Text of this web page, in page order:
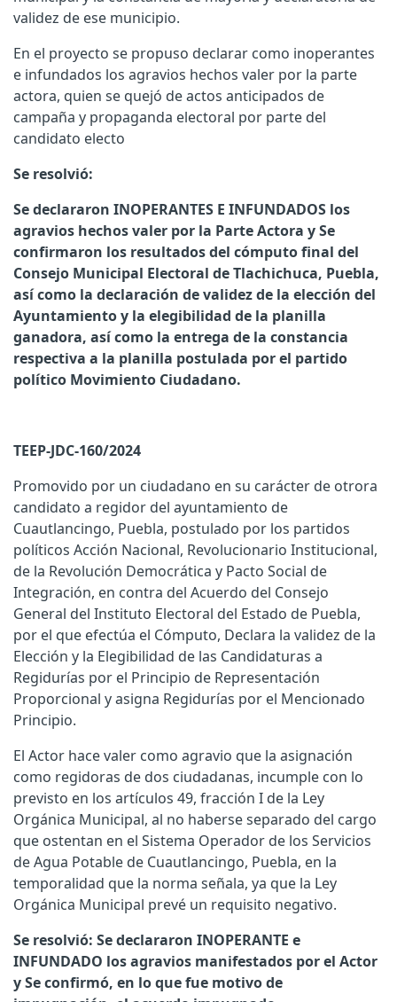
validez de ese municipio.
En el proyecto se propuso declarar como inoperantes
e infundados los agravios hechos valer por la parte
actora, quien se quejó de actos anticipados de
campaña y propaganda electoral por parte del
candidato electo
Se resolvió:
Se declararon INOPERANTES E INFUNDADOS los
agravios hechos valer por la Parte Actora y Se
confirmaron los resultados del cómputo final del
Consejo Municipal Electoral de Tlachichuca, Puebla,
así como la declaración de validez de la elección del
Ayuntamiento y la elegibilidad de la planilla
ganadora, así como la entrega de la constancia
respectiva a la planilla postulada por el partido
político Movimiento Ciudadano.
TEEP-JDC-160/2024
Promovido por un ciudadano en su carácter de otrora
candidato a regidor del ayuntamiento de
Cuautlancingo, Puebla, postulado por los partidos
políticos Acción Nacional, Revolucionario Institucional,
de la Revolución Democrática y Pacto Social de
Integración, en contra del Acuerdo del Consejo
General del Instituto Electoral del Estado de Puebla,
por el que efectúa el Cómputo, Declara la validez de la
Elección y la Elegibilidad de las Candidaturas a
Regidurías por el Principio de Representación
Proporcional y asigna Regidurías por el Mencionado
Principio.
El Actor hace valer como agravio que la asignación
como regidoras de dos ciudadanas, incumple con lo
previsto en los artículos 49, fracción I de la Ley
Orgánica Municipal, al no haberse separado del cargo
que ostentan en el Sistema Operador de los Servicios
de Agua Potable de Cuautlancingo, Puebla, en la
temporalidad que la norma señala, ya que la Ley
Orgánica Municipal prevé un requisito negativo.
Se resolvió: Se declararon INOPERANTE e
INFUNDADO los agravios manifestados por el Actor
y Se confirmó, en lo que fue motivo de